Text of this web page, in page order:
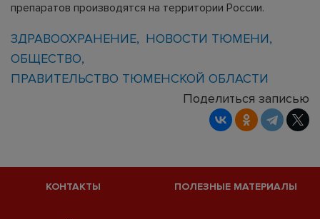
препаратов производятся на территории России.
ЗДРАВООХРАНЕНИЕ
НОВОСТИ ТЮМЕНИ
ОБЩЕСТВО
ПРАВИТЕЛЬСТВО ТЮМЕНСКОЙ ОБЛАСТИ
Поделиться записью
КОНТАКТЫ ПОЛЕЗНЫЕ МАТЕРИАЛЫ